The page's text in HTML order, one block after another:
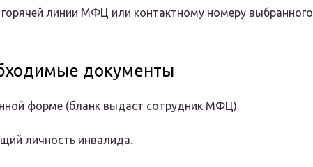
линии МФЦ или контактному номеру выбранного
документы
форме (бланк выдаст сотрудник МФЦ).
личность инвалида.